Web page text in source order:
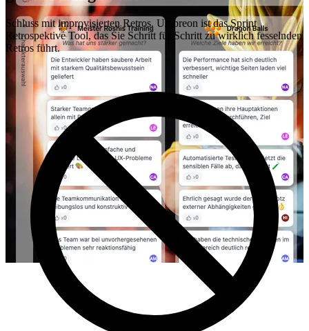
Schluss mit improvisierten Retros. Umbreon ist das Sprint
Retrospektive Tool, das Sie Schritt für Schritt zu wirklich fesselnden
Retros führt.